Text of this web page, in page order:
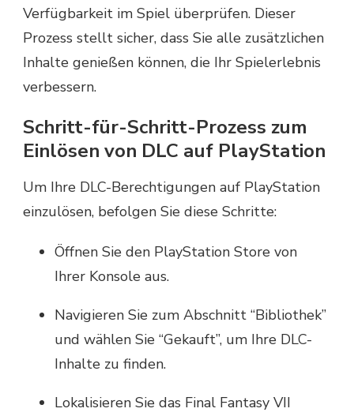
Verfügbarkeit im Spiel überprüfen. Dieser
Prozess stellt sicher, dass Sie alle zusätzlichen
Inhalte genießen können, die Ihr Spielerlebnis
verbessern.
Schritt-für-Schritt-Prozess zum
Einlösen von DLC auf PlayStation
Um Ihre DLC-Berechtigungen auf PlayStation
einzulösen, befolgen Sie diese Schritte:
Öffnen Sie den PlayStation Store von
Ihrer Konsole aus.
Navigieren Sie zum Abschnitt “Bibliothek”
und wählen Sie “Gekauft”, um Ihre DLC-
Inhalte zu finden.
Lokalisieren Sie das Final Fantasy VII